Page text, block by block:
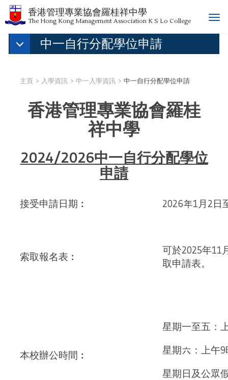
香港管理專業協會羅桂祥中學
The Hong Kong Management Association K S Lo College
T
g
中一自行分配學位申請
主頁 入學資訊 中一入學資訊 中一自行分配學位申請
香港管理專業協會羅桂
祥中學
2024/2026中一自行分配學位
申請
接受申請日期︰ 2026年1月2日
索取報名表︰
可於2025年11
取申請表。
本校辦公時間︰
星期一至五：
星期六：上午
星期日及公眾